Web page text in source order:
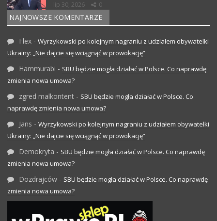
lip 30, 2026 0
NAJNOWSZE KOMENTARZE
Flex - Wyrzykowski po kolejnym nagraniu z udziałem obywatelki
Ukrainy: „Nie dajcie się wciągnąć w prowokację”
Hammurabi - SBU będzie mogła działać w Polsce. Co naprawdę
zmienia nowa umowa?
zgred malkontent - SBU będzie mogła działać w Polsce. Co
naprawdę zmienia nowa umowa?
Jans - Wyrzykowski po kolejnym nagraniu z udziałem obywatelki
Ukrainy: „Nie dajcie się wciągnąć w prowokację”
Demokryta - SBU będzie mogła działać w Polsce. Co naprawdę
zmienia nowa umowa?
Dozdrajców - SBU będzie mogła działać w Polsce. Co naprawdę
zmienia nowa umowa?